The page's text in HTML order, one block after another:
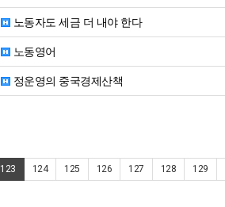
노동자도 세금 더 내야 한다
노동영어
정운영의 중국경제산책
123 124 125 126 127 128 129